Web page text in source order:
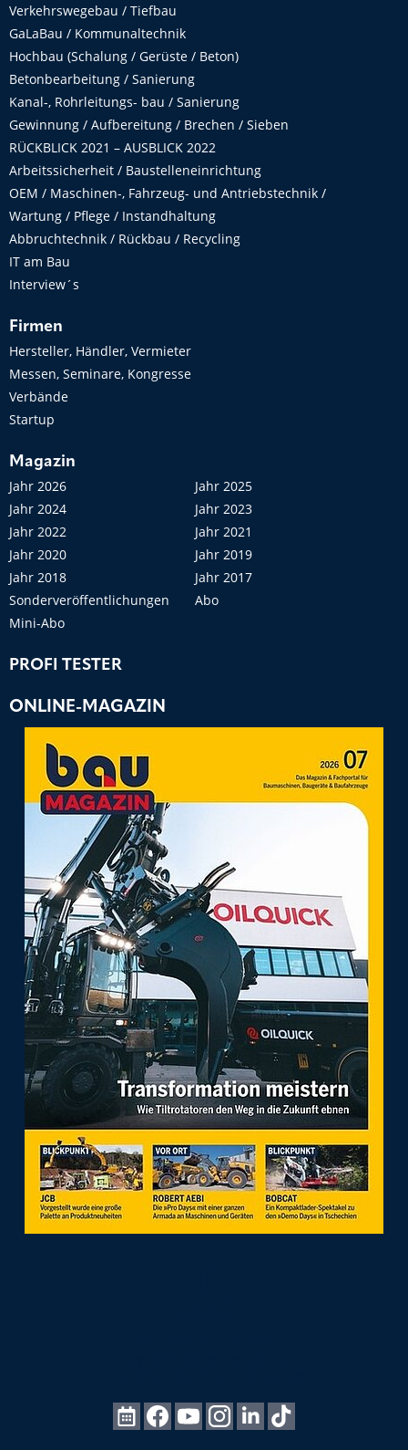
Verkehrswegebau / Tiefbau
GaLaBau / Kommunaltechnik
Hochbau (Schalung / Gerüste / Beton)
Betonbearbeitung / Sanierung
Kanal-, Rohrleitungs- bau / Sanierung
Gewinnung / Aufbereitung / Brechen / Sieben
RÜCKBLICK 2021 – AUSBLICK 2022
Arbeitssicherheit / Baustelleneinrichtung
OEM / Maschinen-, Fahrzeug- und Antriebstechnik /
Wartung / Pflege / Instandhaltung
Abbruchtechnik / Rückbau / Recycling
IT am Bau
Interview´s
Firmen
Hersteller, Händler, Vermieter
Messen, Seminare, Kongresse
Verbände
Startup
Magazin
Jahr 2026
Jahr 2025
Jahr 2024
Jahr 2023
Jahr 2022
Jahr 2021
Jahr 2020
Jahr 2019
Jahr 2018
Jahr 2017
Sonderveröffentlichungen
Abo
Mini-Abo
PROFI TESTER
ONLINE-MAGAZIN